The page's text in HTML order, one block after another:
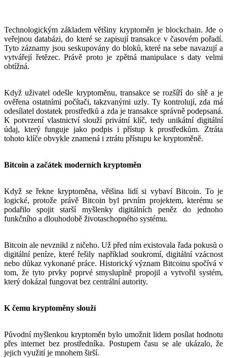
Technologickým základem většiny kryptoměn je blockchain. Jde o
veřejnou databázi, do které se zapisují transakce v časovém pořadí.
Tyto záznamy jsou seskupovány do bloků, které na sebe navazují a
vytvářejí řetězec. Právě proto je zpětná manipulace s daty velmi
obtížná.
Když uživatel odešle kryptoměnu, transakce se rozšíří do sítě a je
ověřena ostatními počítači, takzvanými uzly. Ty kontrolují, zda má
odesílatel dostatek prostředků a zda je transakce správně podepsaná.
K potvrzení vlastnictví slouží privátní klíč, tedy unikátní digitální
údaj, který funguje jako podpis i přístup k prostředkům. Ztráta
tohoto klíče obvykle znamená i ztrátu přístupu ke kryptoměně.
Bitcoin a začátek moderních kryptoměn
Když se řekne kryptoměna, většina lidí si vybaví Bitcoin. To je
logické, protože právě Bitcoin byl prvním projektem, kterému se
podařilo spojit starší myšlenky digitálních peněz do jednoho
funkčního a dlouhodobě životaschopného systému.
Bitcoin ale nevznikl z ničeho. Už před ním existovala řada pokusů o
digitální peníze, které řešily například soukromí, digitální vzácnost
nebo důkaz vykonané práce. Historický význam Bitcoinu spočívá v
tom, že tyto prvky poprvé smysluplně propojil a vytvořil systém,
který dokázal fungovat bez centrální autority.
K čemu kryptoměny slouží
Původní myšlenkou kryptoměn bylo umožnit lidem posílat hodnotu
přes internet bez prostředníka. Postupem času se ale ukázalo, že
jejich využití je mnohem širší.